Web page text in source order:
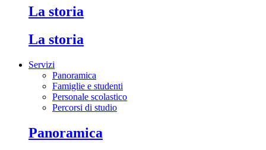
La storia
La storia
Servizi
Panoramica
Famiglie e studenti
Personale scolastico
Percorsi di studio
Panoramica